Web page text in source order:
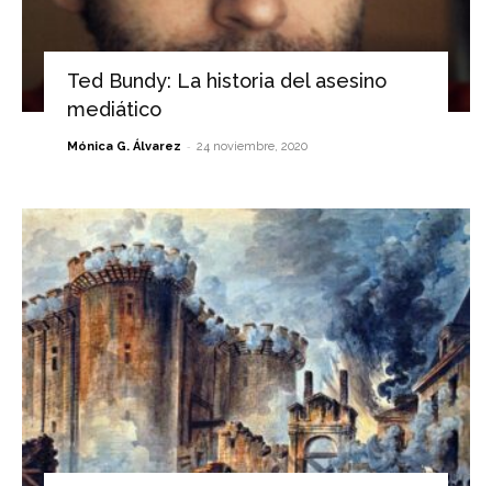
Ted Bundy: La historia del asesino
mediático
Mónica G. Álvarez - 24 noviembre, 2020